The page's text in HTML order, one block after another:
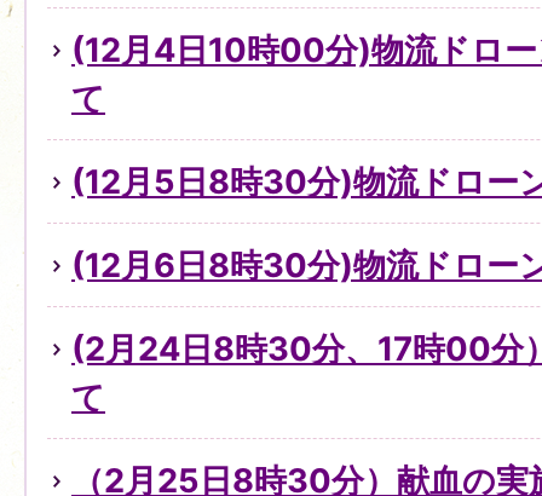
(12月4日10時00分)物流ドロ
て
(12月5日8時30分)物流ドロー
(12月6日8時30分)物流ドロー
(2月24日8時30分、17時00分
て
（2月25日8時30分）献血の